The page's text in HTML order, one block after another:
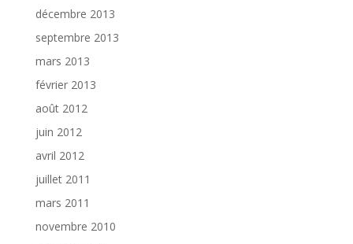
décembre 2013
septembre 2013
mars 2013
février 2013
août 2012
juin 2012
avril 2012
juillet 2011
mars 2011
novembre 2010